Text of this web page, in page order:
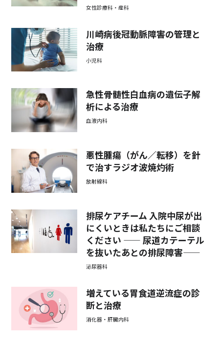
女性診療科・産科
川崎病後冠動脈障害の管理と
治療
小児科
急性骨髄性白血病の遺伝子解
析による治療
血液内科
悪性腫瘍（がん／転移）を針
で治すラジオ波焼灼術
放射線科
排尿ケアチーム 入院中尿が出
にくいときは私たちにご相談
ください —— 尿道カテーテル
を抜いたあとの排尿障害——
泌尿器科
増えている胃食道逆流症の診
断と治療
消化器・肝臓内科